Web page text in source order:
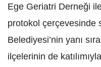
Ege Geriatri Derneği
protokol çerçevesinde
Belediyesi’nin yanı
ilçelerinin de